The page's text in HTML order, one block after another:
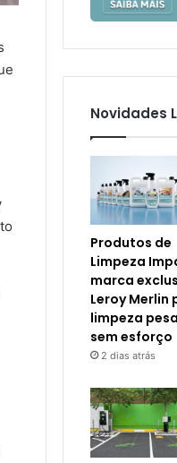
Novidades
Produtos de
Limpeza
marca
Leroy Merlin
limpeza
sem esforço
2 dias atrás